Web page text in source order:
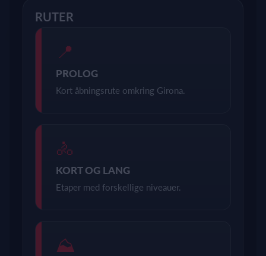
RUTER
📍
PROLOG
Kort åbningsrute omkring Girona.
🚴
KORT OG LANG
Etaper med forskellige niveauer.
⛰